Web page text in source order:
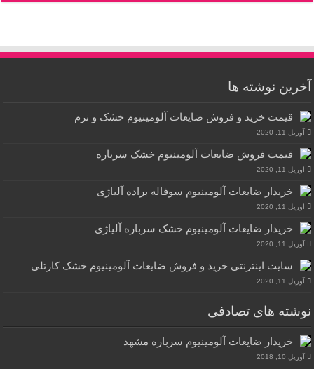
آخرین نوشته ها
قیمت خرید و فروش ضایعات آلومینیوم خشک و نرم
آوریل 11, 2020
قیمت فروش ضایعات آلومینیوم خشک سرباره
آوریل 11, 2020
خریدار ضایعات آلومینیوم سوفاله براده آلیاژی
آوریل 11, 2020
خریدار ضایعات آلومینیوم خشک سرباره آلیاژی
آوریل 11, 2020
سایت اینترنتی خرید و فروش ضایعات آلومینیوم خشک کارتلی
آوریل 11, 2020
نوشته های تصادفی
خریدار ضایعات آلومینیوم سرباره مشهد
آوریل 10, 2018